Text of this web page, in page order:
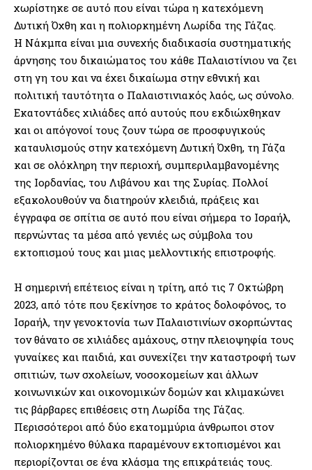
χωρίστηκε σε αυτό που είναι τώρα η κατεχόμενη
Δυτική Όχθη και η πολιορκημένη Λωρίδα της Γάζας.
Η Νάκμπα είναι μια συνεχής διαδικασία συστηματικής
άρνησης του δικαιώματος του κάθε Παλαιστίνιου να ζει
στη γη του και να έχει δικαίωμα στην εθνική και
πολιτική ταυτότητα ο Παλαιστινιακός λαός, ως σύνολο.
Εκατοντάδες χιλιάδες από αυτούς που εκδιώχθηκαν
και οι απόγονοί τους ζουν τώρα σε προσφυγικούς
καταυλισμούς στην κατεχόμενη Δυτική Όχθη, τη Γάζα
και σε ολόκληρη την περιοχή, συμπεριλαμβανομένης
της Ιορδανίας, του Λιβάνου και της Συρίας. Πολλοί
εξακολουθούν να διατηρούν κλειδιά, πράξεις και
έγγραφα σε σπίτια σε αυτό που είναι σήμερα το Ισραήλ,
περνώντας τα μέσα από γενιές ως σύμβολα του
εκτοπισμού τους και μιας μελλοντικής επιστροφής.
Η σημερινή επέτειος είναι η τρίτη, από τις 7 Οκτώβρη
2023, από τότε που ξεκίνησε το κράτος δολοφόνος, το
Ισραήλ, την γενοκτονία των Παλαιστινίων σκορπώντας
τον θάνατο σε χιλιάδες αμάχους, στην πλειοψηφία τους
γυναίκες και παιδιά, και συνεχίζει την καταστροφή των
σπιτιών, των σχολείων, νοσοκομείων και άλλων
κοινωνικών και οικονομικών δομών και κλιμακώνει
τις βάρβαρες επιθέσεις στη Λωρίδα της Γάζας.
Περισσότεροι από δύο εκατομμύρια άνθρωποι στον
πολιορκημένο θύλακα παραμένουν εκτοπισμένοι και
περιορίζονται σε ένα κλάσμα της επικράτειάς τους.